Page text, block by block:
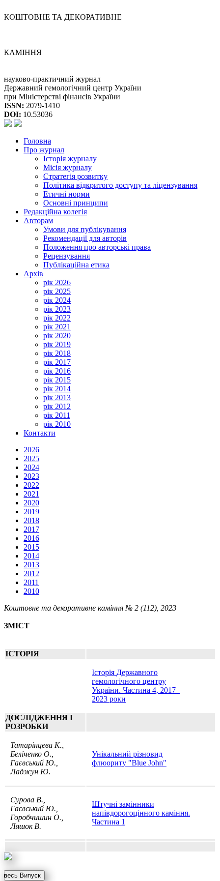
КОШТОВНЕ ТА ДЕКОРАТИВНЕ
КАМІННЯ
науково-практичний журнал
Державний гемологічний центр України
при Міністерстві фінансів України
ISSN: 2079-1410
DOI: 10.53036
Головна
Про журнал
Історія журналу
Місія журналу
Стратегія розвитку
Політика відкритого доступу та ліцензування
Етичні норми
Основні принципи
Редакційна колегія
Авторам
Умови для публікування
Рекомендації для авторів
Положення про авторські права
Рецензування
Публікаційна етика
Архів
рік 2026
рік 2025
рік 2024
рік 2023
рік 2022
рік 2021
рік 2020
рік 2019
рік 2018
рік 2017
рік 2016
рік 2015
рік 2014
рік 2013
рік 2012
рік 2011
рік 2010
Контакти
2026
2025
2024
2023
2022
2021
2020
2019
2018
2017
2016
2015
2014
2013
2012
2011
2010
Коштовне та декоративне каміння № 2 (112), 2023
ЗМІСТ
ІСТОРІЯ
Історія Державного
гемологічного центру
України. Частина 4, 2017–
2023 роки
ДОСЛІДЖЕННЯ I
РОЗРОБКИ
Татарінцева К.,
Беліченко О.,
Гаєвський Ю.,
Ладжун Ю.
Унікальний різновид
флюориту "Blue John"
Сурова В.,
Гаєвський Ю.,
Горобчишин О.,
Ляшок В.
Штучні замінники
напівдорогоцінного каміння.
Частина 1
весь Випуск